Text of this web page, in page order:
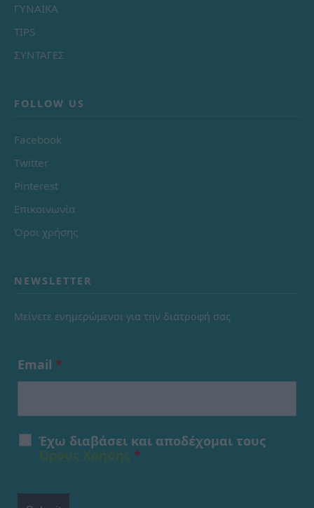
ΓΥΝΑΙΚΑ
TIPS
ΣΥΝΤΑΓΕΣ
FOLLOW US
Facebook
Twitter
Pinterest
Επικοινωνία
Όροι χρήσης
NEWSLETTER
Μείνετε ενημερώμενοι για την διατροφή σας
Email *
Έχω διαβάσει και αποδέχομαι τους
*